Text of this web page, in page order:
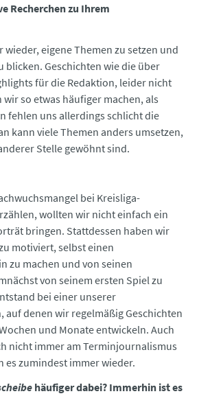
Recherchen zu Ihrem
wieder, eigene Themen zu setzen und
blicken. Geschichten wie die über
für die Redaktion, leider nicht
so etwas häufiger machen, als
fehlen uns allerdings schlicht die
kann viele Themen anders umsetzen,
Stelle gewöhnt sind.
bei Kreisliga-
wollten wir nicht einfach ein
bringen. Stattdessen haben wir
motiviert, selbst einen
zu machen und von seinen
von seinem ersten Spiel zu
bei einer unserer
auf denen wir regelmäßig Geschichten
und Monate entwickeln. Auch
nicht immer am Terminjournalismus
es zumindest immer wieder.
häufiger dabei? Immerhin ist es